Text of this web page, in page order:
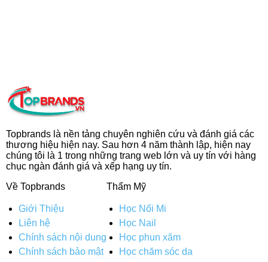
Topbrands là nền tảng chuyên nghiên cứu và đánh giá các
thương hiệu hiện nay. Sau hơn 4 năm thành lập, hiện nay
chúng tôi là 1 trong những trang web lớn và uy tín với hàng
chục ngàn đánh giá và xếp hạng uy tín.
Về Topbrands
Giới Thiệu
Liên hệ
Chính sách nội dung
Chính sách bảo mật
Thẩm Mỹ
Học Nối Mi
Học Nail
Học phun xăm
Học chăm sóc da